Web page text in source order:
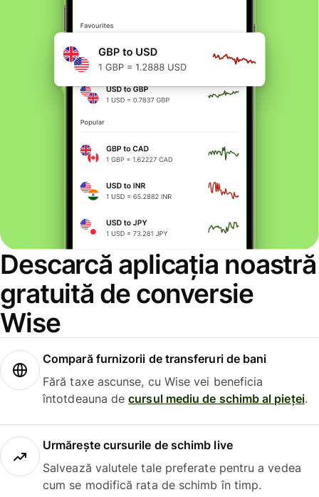
Descarcă aplicația noastră
gratuită de conversie
Wise
Compară furnizorii de transferuri de bani
Fără taxe ascunse, cu Wise vei beneficia
întotdeauna decursul mediu de schimb al pieței.
Urmărește cursurile de schimb live
Salvează valutele tale preferate pentru a vedea
cum se modifică rata de schimb în timp.